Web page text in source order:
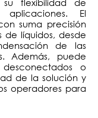
aplicaciones. El
suma precisión
de líquidos, desde
de las
Además, puede
o
de la solución y
operadores para